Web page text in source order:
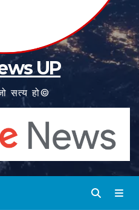
UP
सत्य हो©